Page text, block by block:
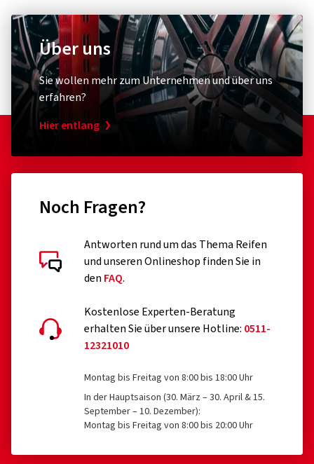
Über uns
Sie wollen mehr zum Unternehmen und über uns
erfahren?
Hier entlang
Noch Fragen?
Antworten rund um das Thema Reifen
und unseren Onlineshop finden Sie in
den FAQ.
Kostenlose Experten-Beratung
erhalten Sie über unsere Hotline: 0511-
12321010
Montag bis Freitag von 8:00 bis 18:00 Uhr
In der Hauptsaison (30. März – 30. April & 15.
September – 10. Dezember):
Montag bis Freitag von 8:00 bis 20:00 Uhr